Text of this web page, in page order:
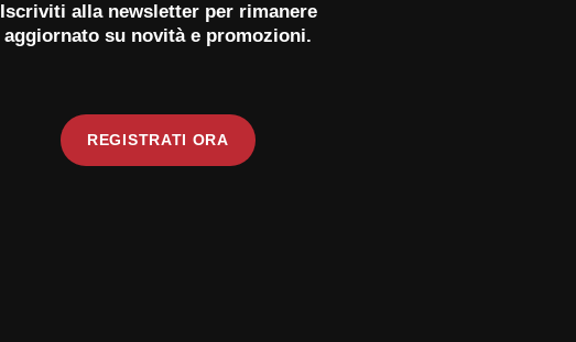
Iscriviti alla newsletter per rimanere
aggiornato su novità e promozioni.
REGISTRATI ORA